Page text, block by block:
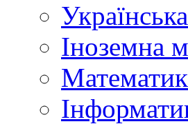
Іноземна